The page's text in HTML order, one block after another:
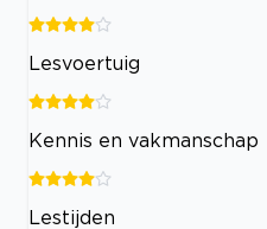
Lesvoertuig
Kennis en vakmanschap
Lestijden